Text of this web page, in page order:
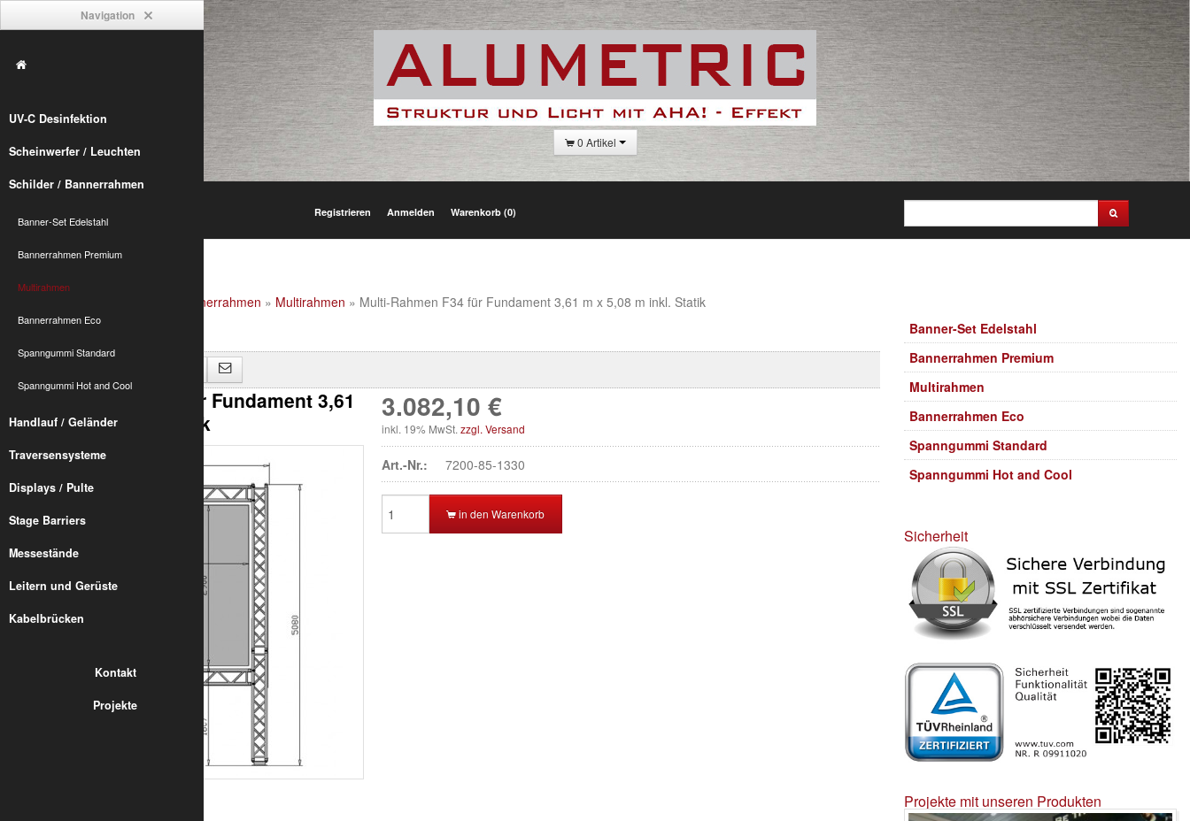
Navigation
UV-C Desinfektion
Scheinwerfer / Leuchten
Schilder / Bannerrahmen
Banner-Set Edelstahl
Bannerrahmen Premium
Multirahmen
Bannerrahmen Eco
Spanngummi Standard
Spanngummi Hot and Cool
Handlauf / Geländer
Traversensysteme
Displays / Pulte
Stage Barriers
Messestände
Leitern und Gerüste
Kabelbrücken
Kontakt
Projekte
0 Artikel
Registrieren Anmelden Warenkorb (0)
Schilder / Bannerrahmen » Multirahmen » Multi-Rahmen F34 für Fundament 3,61 m x 5,08 m inkl. Statik
Multi-Rahmen F34 für Fundament 3,61
m x 5,08 m inkl. Statik
3.082,10 €
inkl. 19% MwSt.zzgl. Versand
Art.-Nr.: 7200-85-1330
in den Warenkorb
Banner-Set Edelstahl
Bannerrahmen Premium
Multirahmen
Bannerrahmen Eco
Spanngummi Standard
Spanngummi Hot and Cool
Sicherheit
Projekte mit unseren Produkten